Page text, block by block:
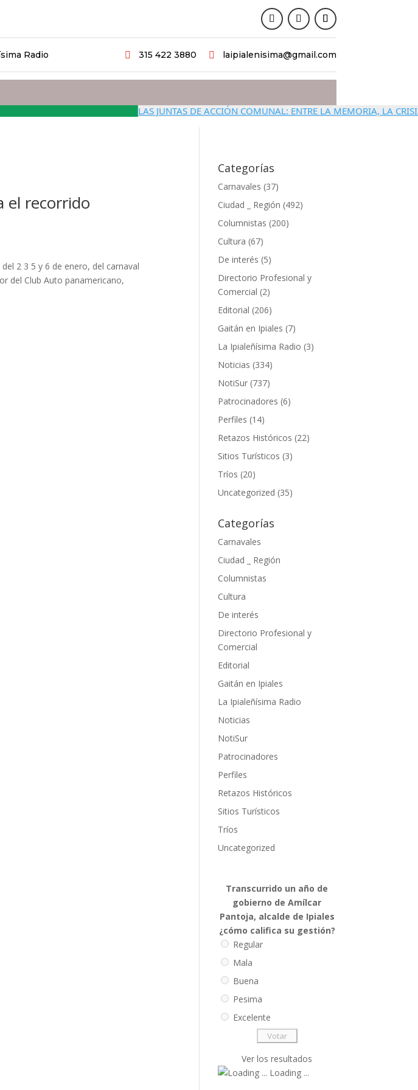
Radio  315 422 3880  laipialenisima@gmail.com
LAS JUNTAS DE ACCIÓN COMUNAL: ENTRE LA MEMORIA, LA CRISIS
el recorrido
2 3 5 y 6 de enero, del carnaval
del Club Auto panamericano,
Categorías
Carnavales (37)
Ciudad _ Región (492)
Columnistas (200)
Cultura (67)
De interés (5)
Directorio Profesional y
Comercial (2)
Editorial (206)
Gaitán en Ipiales (7)
La Ipialeñísima Radio (3)
Noticias (334)
NotiSur (737)
Patrocinadores (6)
Perfiles (14)
Retazos Históricos (22)
Sitios Turísticos (3)
Tríos (20)
Uncategorized (35)
Categorías
Carnavales
Ciudad _ Región
Columnistas
Cultura
De interés
Directorio Profesional y
Comercial
Editorial
Gaitán en Ipiales
La Ipialeñísima Radio
Noticias
NotiSur
Patrocinadores
Perfiles
Retazos Históricos
Sitios Turísticos
Tríos
Uncategorized
Transcurrido un año de
gobierno de Amílcar
Pantoja, alcalde de Ipiales
¿cómo califica su gestión?
Regular
Mala
Buena
Pesima
Excelente
Ver los resultados
Loading ...